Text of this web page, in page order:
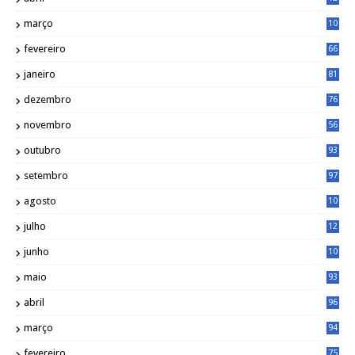
março
10
fevereiro 66
janeiro 81
dezembro 76
novembro 56
outubro 93
setembro 97
agosto
10
julho
12
junho
10
maio 93
abril 96
março 94